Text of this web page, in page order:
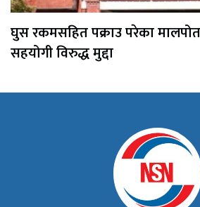
घुस रकमसहित पक्राउ परेका
सहयोगी विरुद्ध मुद्दा